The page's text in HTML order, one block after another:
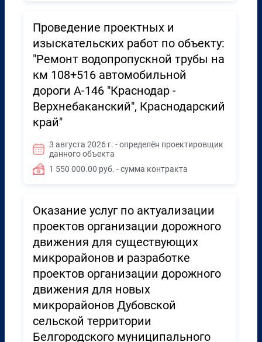
Проведение проектных и
изыскательских работ по объекту:
"Ремонт водопропускной трубы на
км 108+516 автомобильной
дороги А-146 "Краснодар -
Верхнебаканский", Краснодарский
край"
3 августа 2026 г. - определён проектировщик
данного объекта
1 550 000.00 руб. - сумма контракта
Оказание услуг по актуализации
проектов организации дорожного
движения для существующих
микрорайонов и разработке
проектов организации дорожного
движения для новых
микрорайонов Дубовской
сельской территории
Белгородского муниципального